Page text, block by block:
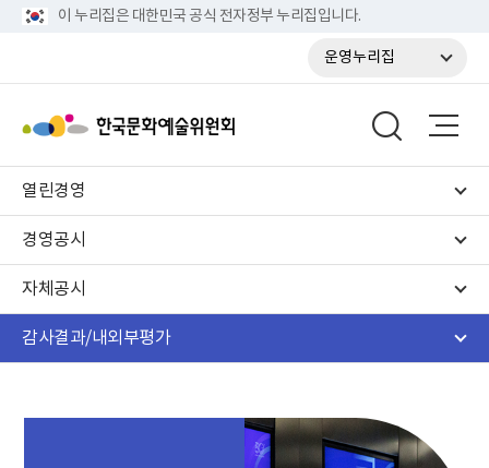
이 누리집은 대한민국 공식 전자정부 누리집입니다.
운영누리집
열린경영
경영공시
자체공시
감사결과/내외부평가